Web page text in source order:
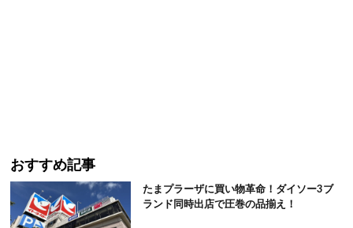
おすすめ記事
たまプラーザに買い物革命！ダイソー3ブ
ランド同時出店で圧巻の品揃え！